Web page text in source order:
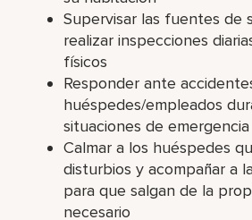
Supervisar las fuentes de
realizar inspecciones
físicos
Responder ante
huéspedes/empleados
situaciones de emergencia
Calmar a los huéspedes
disturbios y acompañar a
para que salgan de la
necesario